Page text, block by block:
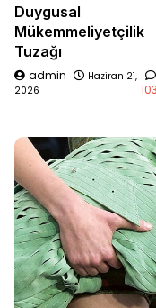
Duygusal
Mükemmeliyetçilik
Tuzağı
admin
Haziran 21,
2026
103